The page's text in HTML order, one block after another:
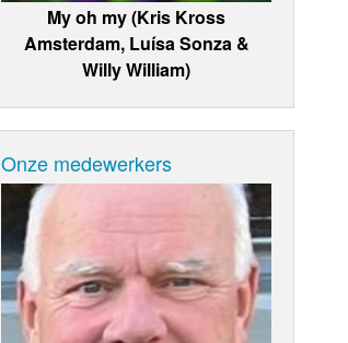
My oh my (Kris Kross
Amsterdam, Luísa Sonza &
Willy William)
Onze medewerkers